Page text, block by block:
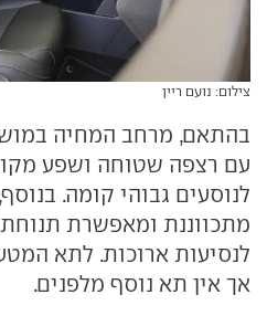
צילום: נועם ריין
בהתאם, מרחב המחיה
עם רצפה שטוחה ושפע
לנוסעים גבוהי קומה.
מתכווננת ומאפשרת
אך אין תא נוסף מלפנים.